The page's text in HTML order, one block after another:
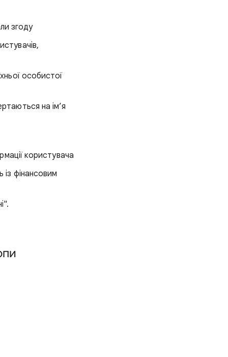
згоду
особистої
на ім’я
користувача
із фінансовим